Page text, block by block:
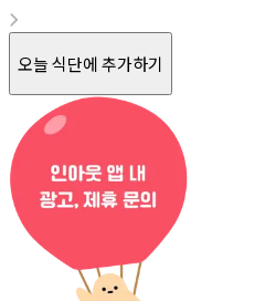
오늘 식단에 추가하기